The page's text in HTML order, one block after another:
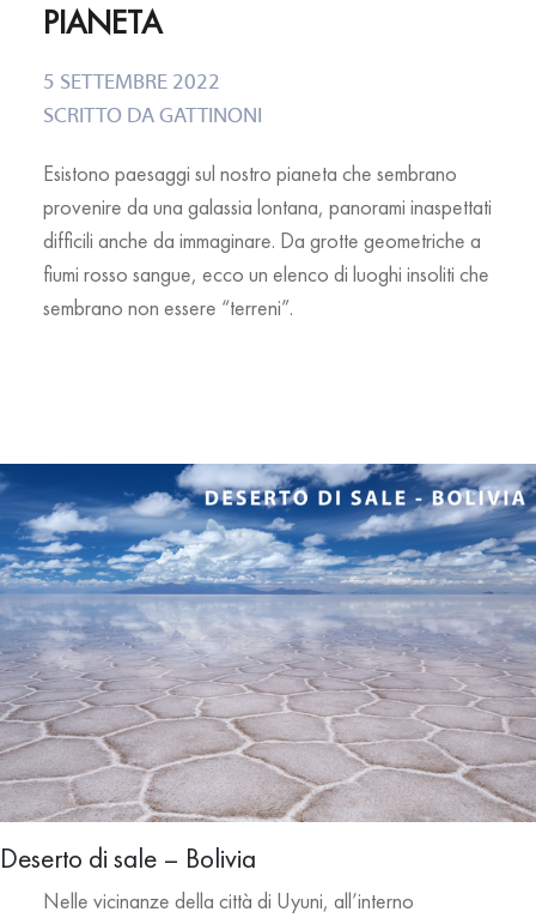
PIANETA
5 SETTEMBRE 2022
SCRITTO DAGATTINONI
Esistono paesaggi sul nostro pianeta che sembrano
provenire da una galassia lontana, panorami inaspettati
difficili anche da immaginare. Da grotte geometriche a
fiumi rosso sangue, ecco un elenco di luoghi insoliti che
sembrano non essere “terreni”.
Deserto di sale – Bolivia
Nelle vicinanze della città di Uyuni, all’interno